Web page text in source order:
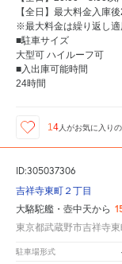
【全日】最大料金入庫
※最大料金は繰り返し適
■駐車サイズ
大型可 ハイルーフ可
■入出庫可能時間
24時間
14 人がお気に入り
ID:305037306
吉祥寺東町２丁目
大駱駝艦・壺中天から
東京都武蔵野市吉祥寺東
駐車場形式